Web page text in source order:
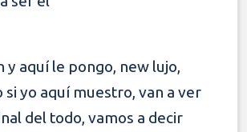
aquí le pongo, new lujo,
si yo aquí muestro, van a ver
del todo, vamos a decir